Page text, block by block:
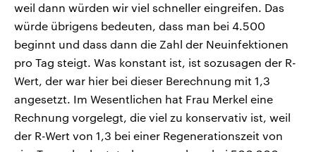
weil dann würden wir viel schneller eingreifen. Das
würde übrigens bedeuten, dass man bei 4.500
beginnt und dass dann die Zahl der Neuinfektionen
pro Tag steigt. Was konstant ist, ist sozusagen der R-
Wert, der war hier bei dieser Berechnung mit 1,3
angesetzt. Im Wesentlichen hat Frau Merkel eine
Rechnung vorgelegt, die viel zu konservativ ist, weil
der R-Wert von 1,3 bei einer Regenerationszeit von